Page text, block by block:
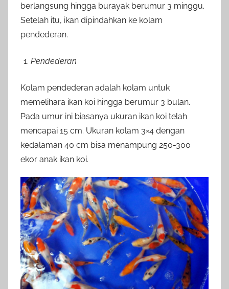
berlangsung hingga burayak berumur 3 minggu.
Setelah itu, ikan dipindahkan ke kolam
pendederan.
Pendederan
Kolam pendederan adalah kolam untuk
memelihara ikan koi hingga berumur 3 bulan.
Pada umur ini biasanya ukuran ikan koi telah
mencapai 15 cm. Ukuran kolam 3×4 dengan
kedalaman 40 cm bisa menampung 250-300
ekor anak ikan koi.